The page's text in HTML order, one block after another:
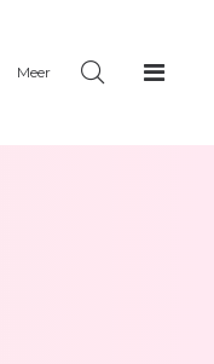
Meer